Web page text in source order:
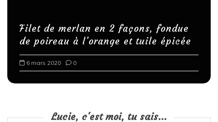
Filet de merlan en 2 façons, fondue
de poireau à l’orange et tuile épicée
6 mars 2020 0
Lucie, c'est moi, tu sais...